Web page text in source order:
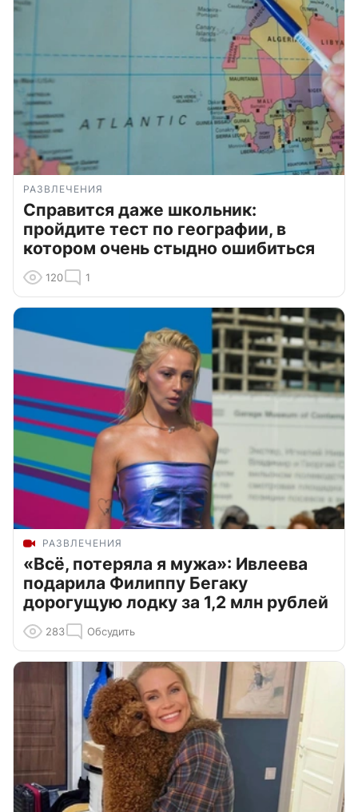
РАЗВЛЕЧЕНИЯ
Справится даже школьник:
пройдите тест по географии, в
котором очень стыдно ошибиться
120 1
РАЗВЛЕЧЕНИЯ
«Всё, потеряла я мужа»: Ивлеева
подарила Филиппу Бегаку
дорогущую лодку за 1,2 млн рублей
283 Обсудить